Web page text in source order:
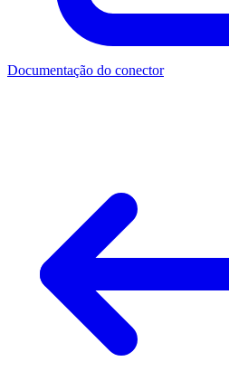
Documentação do conector